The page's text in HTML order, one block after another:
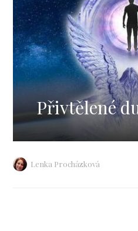
Přivtělené
Lenka Procházková